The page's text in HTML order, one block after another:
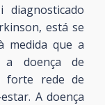
está se
medida que a
doença de
forte rede de
A doença